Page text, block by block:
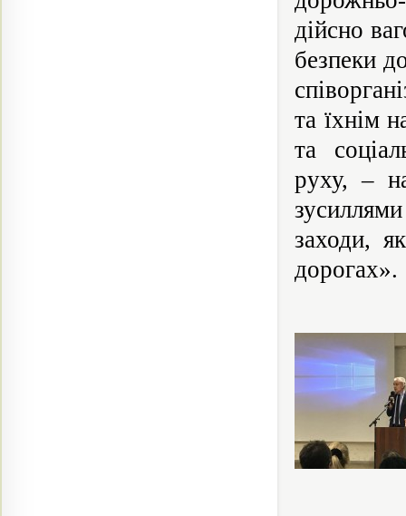
дійсно
безпеки
та їхнім
та
руху, –
заходи,
дорогах».